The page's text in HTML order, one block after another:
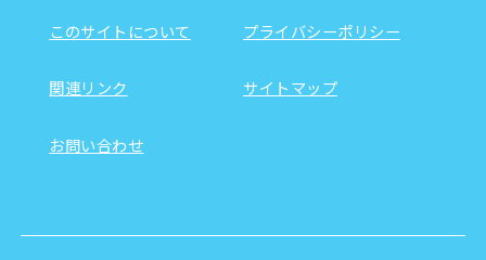
このサイトについて プライバシーポリシー
関連リンク サイトマップ
お問い合わせ